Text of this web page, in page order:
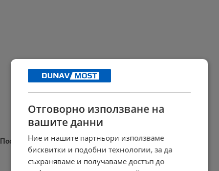
Последни новини
Отговорно използване на
вашите данни
Ние и нашите партньори използваме
бисквитки и подобни технологии, за да
съхраняваме и получаваме достъп до